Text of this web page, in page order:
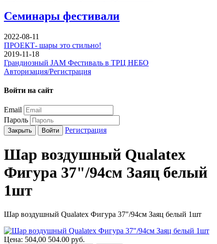
Семинары фестивали
2022-08-11
ПРОЕКТ- шары это стильно!
2019-11-18
Грандиозный JAM Фестиваль в ТРЦ НЕБО
Авторизация/Регистрация
Войти на сайт
Email
Пароль
Закрыть Войти Регистрация
Шар воздушный Qualatex
Фигура 37"/94см Заяц белый
1шт
Шар воздушный Qualatex Фигура 37"/94см Заяц белый 1шт
Цена: 504,00 504.00 руб.